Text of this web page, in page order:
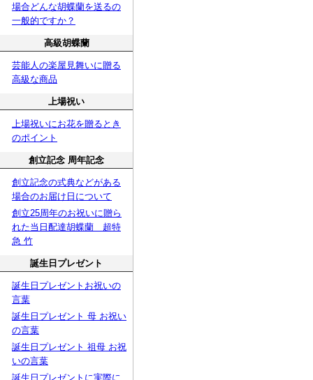
場合どんな胡蝶蘭を送るの
一般的ですか？
高級胡蝶蘭
芸能人の楽屋見舞いに贈る
高級な商品
上場祝い
上場祝いにお花を贈るとき
のポイント
創立記念 周年記念
創立記念の式典などがある
場合のお届け日について
創立25周年のお祝いに贈ら
れた当日配達胡蝶蘭 超特
急 竹
誕生日プレゼント
誕生日プレゼントお祝いの
言葉
誕生日プレゼント 母 お祝い
の言葉
誕生日プレゼント 祖母 お祝
いの言葉
誕生日プレゼントに実際に